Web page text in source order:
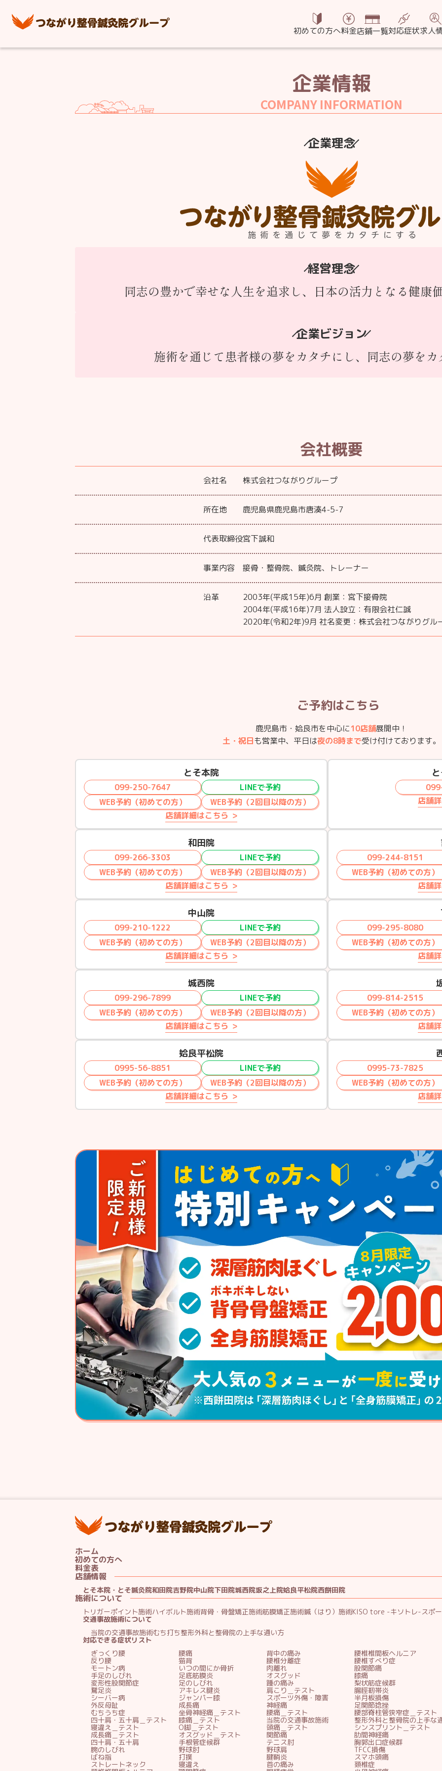
初めての方へ料金店鋪一覧対応症状求人
企業情報
COMPANY INFORMATION
企業理念
経営理念
同志の豊かで幸せな人生を追求し、 日本の活力となる健康
企業ビジョン
施術を通じて患者様の夢をカタチにし、 同志の夢を
会社概要
会社名 株式会社つながりグループ
所在地 鹿児島県鹿児島市唐湊4-5-7
代表取締役宮下誠和
事業内容 接骨・整骨院、鍼灸院、トレーナー
沿革
2003年(平成15年)6月 創業：宮下接骨院
2004年(平成16年)7月 法人設立：有限会社仁誠
2020年(令和2年)9月 社名変更：株式会社つながりグル
ご予約はこちら
鹿児島市・姶良市を中心に10店舗展開中！
土・祝日も営業中、平日は夜の8時まで受け付けております。
とそ本院
099-250-7647
LINEで予約
WEB予約（初めての方）
WEB予約（2回目以降の方）
店舗詳細はこちら
店舗
和田院
099-266-3303
LINEで予約
WEB予約（初めての方）
WEB予約（2回目以降の方）
店舗詳細はこちら
099-244-8151
WEB予約（初めての方）
店舗
中山院
099-210-1222
LINEで予約
WEB予約（初めての方）
WEB予約（2回目以降の方）
店舗詳細はこちら
099-295-8080
WEB予約（初めての方）
店舗
城西院
099-296-7899
LINEで予約
WEB予約（初めての方）
WEB予約（2回目以降の方）
店舗詳細はこちら
099-814-2515
WEB予約（初めての方）
店舗
姶良平松院
0995-56-8851
LINEで予約
WEB予約（初めての方）
WEB予約（2回目以降の方）
店舗詳細はこちら
0995-73-7825
WEB予約（初めての方）
店舗
ホーム
初めての方へ
料金表
店舗情報
とそ本院・とそ鍼灸院和田院吉野院中山院下田院城西院坂之上院姶良平松院西餅田院
施術について
トリガーポイント施術ハイボルト施術背骨・骨盤矯正施術筋膜矯正施術鍼（はり）施術KISO tore -キソトレ-スポ
交通事故施術について
当院の交通事故施術むち打ち整形外科と整骨院の上手な通い方
対応できる症状リスト
ぎっくり腰
腰痛 背中の痛み 腰椎椎間板ヘルニア
反り腰 猫背 腰椎分離症 腰椎すべり症
モートン病 いつの間にか骨折 肉離れ 股関節痛
手足のしびれ 足底筋膜炎 オスグッド 膝痛
変形性股関節症 足のしびれ 踵の痛み 梨状筋症候群
鵞足炎 アキレス腱炎 肩こり＿テスト 腸脛靭帯炎
シーバー病 ジャンパー膝 スポーツ外傷・障害 半月板損傷
外反母趾 成長痛 神経痛 足関節捻挫
むちうち症 坐骨神経痛＿テスト 腰痛＿テスト 腰部脊柱管狭窄症＿テスト
四十肩・五十肩＿テスト 膝痛＿テスト 当院の交通事故施術 整形外科と整骨院の上手な
寝違え＿テスト O脚＿テスト 頭痛＿テスト シンスプリント＿テスト
成長痛＿テスト オスグッド＿テスト 関節痛 肋間神経痛
四十肩・五十肩 手根管症候群 テニス肘 胸郭出口症候群
腕のしびれ 野球肘 野球肩 TFCC損傷
ばね指 打撲 腱鞘炎 スマホ頭痛
ストレートネック 寝違え 首の痛み 頚椎症